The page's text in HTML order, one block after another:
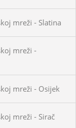
mreži - Slatina
mreži -
mreži - Osijek
mreži - Sirač